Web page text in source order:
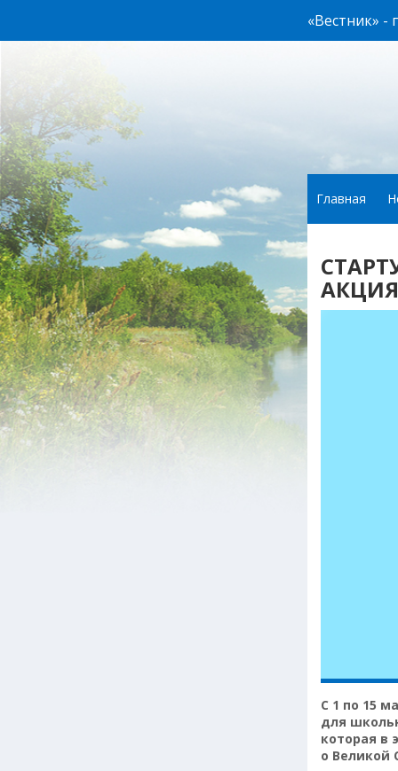
«Вестник» -
Главная
С 1 по 15
для
которая в
о Великой